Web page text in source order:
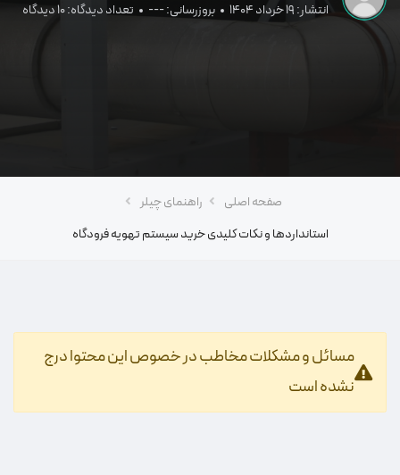
انتشار: 19 خرداد 1404 بروزرسانی: --- تعداد دیدگاه: 10 دیدگاه
صفحه اصلی
راهنمای چیلر
استانداردها و نکات کلیدی خرید سیستم تهویه فرودگاه
مسائل و مشکلات مخاطب در خصوص این محتوا درج
نشده است